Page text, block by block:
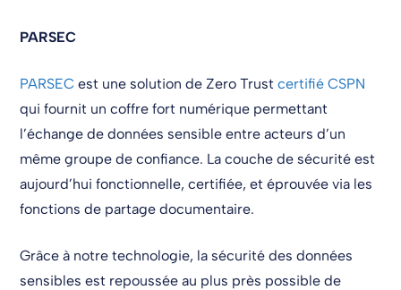
PARSEC
PARSEC est une solution de Zero Trustcertifié CSPN
qui fournit un coffre fort numérique permettant
l’échange de données sensible entre acteurs d’un
même groupe de confiance. La couche de sécurité est
aujourd’hui fonctionnelle, certifiée, et éprouvée via les
fonctions de partage documentaire.
Grâce à notre technologie, la sécurité des données
sensibles est repoussée au plus près possible de